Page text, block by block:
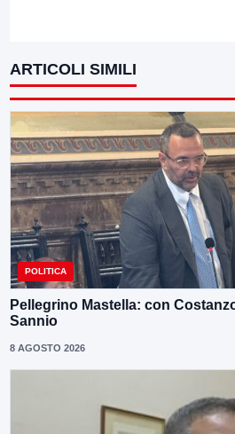
ARTICOLI SIMILI
POLITICA
Pellegrino Mastella: con
Sannio
8 AGOSTO 2026